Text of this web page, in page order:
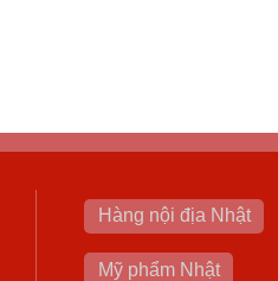
Hàng nội địa Nhật
Mỹ phẩm Nhật